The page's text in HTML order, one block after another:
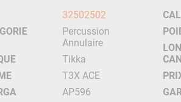
32502502
Percussion
Annulaire
Tikka
T3X ACE
AP596